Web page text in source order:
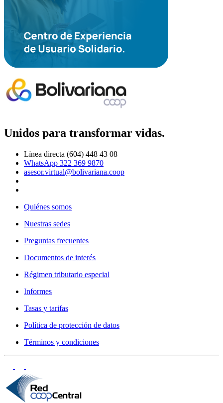
Unidos para transformar vidas.
Línea directa (604) 448 43 08
WhatsApp 322 369 9870
asesor.virtual@bolivariana.coop
Quiénes somos
Nuestras sedes
Preguntas frecuentes
Documentos de interés
Régimen tributario especial
Informes
Tasas y tarifas
Política de protección de datos
Términos y condiciones